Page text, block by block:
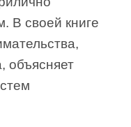
В своей книге
объясняет